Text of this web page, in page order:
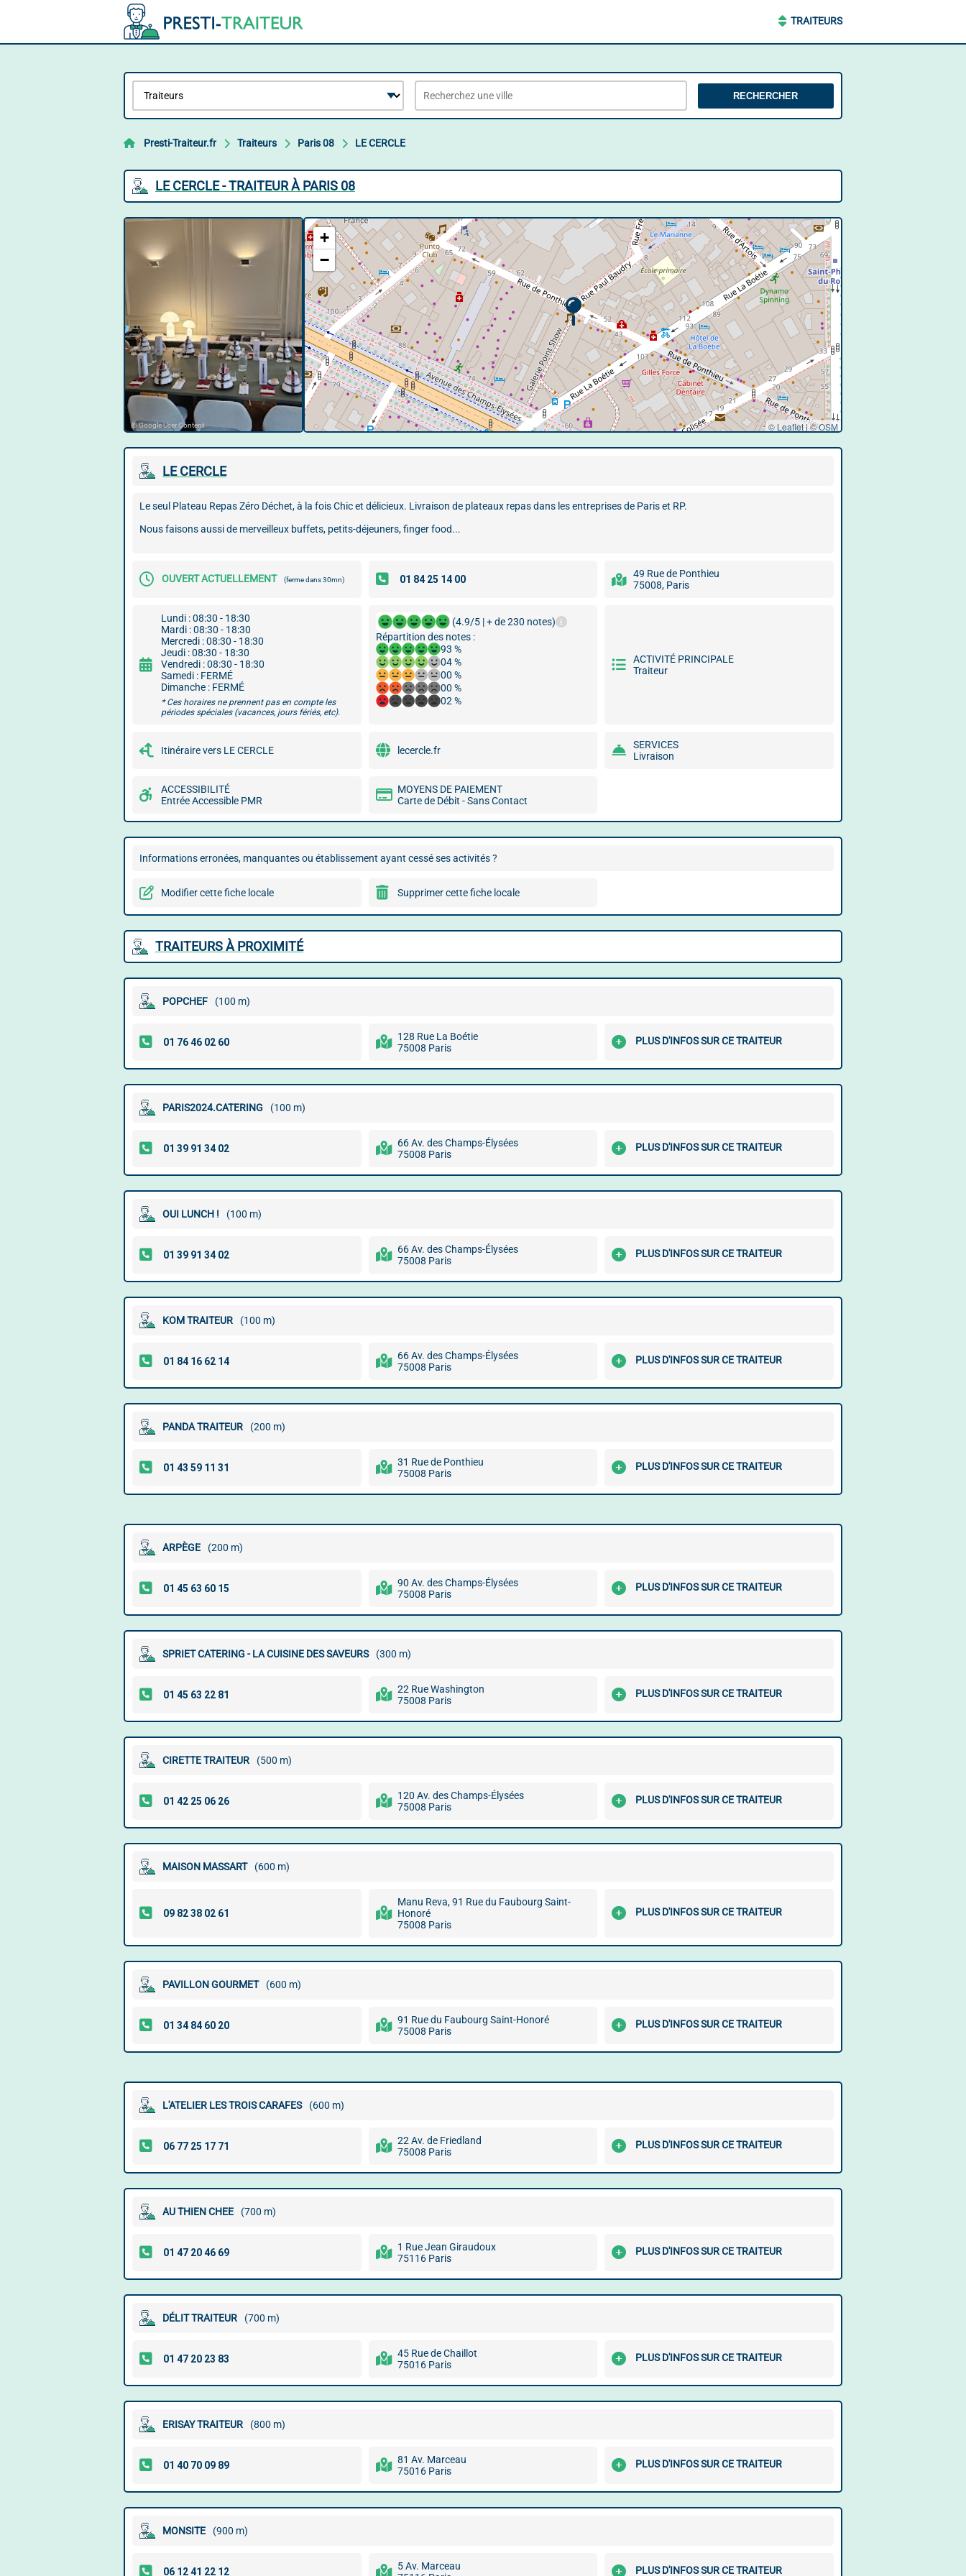
TRAITEURS
RECHERCHER
Presti-Traiteur.fr Traiteurs Paris 08 LE CERCLE
LE CERCLE - TRAITEUR À PARIS 08
© Google User Content
+
−
© Leaflet|©OSM
LE CERCLE
Le seul Plateau Repas Zéro Déchet, à la fois Chic et délicieux. Livraison de plateaux repas dans les entreprises de Paris et RP.
Nous faisons aussi de merveilleux buffets, petits-déjeuners, finger food...
OUVERT ACTUELLEMENT (ferme dans 30mn)
49 Rue de Ponthieu
75008, Paris
Lundi : 08:30 - 18:30
Mardi : 08:30 - 18:30
Mercredi : 08:30 - 18:30
Jeudi : 08:30 - 18:30
Vendredi : 08:30 - 18:30
Samedi : FERMÉ
Dimanche : FERMÉ
* Ces horaires ne prennent pas en compte les
périodes spéciales (vacances, jours fériés, etc).
(4.9/5 | + de 230 notes)
Répartition des notes :
93 %
04 %
00 %
00 %
02 %
ACTIVITÉ PRINCIPALE
Traiteur
Itinéraire vers LE CERCLE lecercle.fr
SERVICES
Livraison
ACCESSIBILITÉ
Entrée Accessible PMR
MOYENS DE PAIEMENT
Carte de Débit - Sans Contact
Informations erronées, manquantes ou établissement ayant cessé ses activités ?
Modifier cette fiche locale Supprimer cette fiche locale
TRAITEURS À PROXIMITÉ
POPCHEF (100 m)
128 Rue La Boétie
75008 Paris
PLUS D'INFOS SUR CE TRAITEUR
PARIS2024.CATERING (100 m)
66 Av. des Champs-Élysées
75008 Paris
PLUS D'INFOS SUR CE TRAITEUR
OUI LUNCH ! (100 m)
66 Av. des Champs-Élysées
75008 Paris
PLUS D'INFOS SUR CE TRAITEUR
KOM TRAITEUR (100 m)
66 Av. des Champs-Élysées
75008 Paris
PLUS D'INFOS SUR CE TRAITEUR
PANDA TRAITEUR (200 m)
31 Rue de Ponthieu
75008 Paris
PLUS D'INFOS SUR CE TRAITEUR
ARPÈGE (200 m)
90 Av. des Champs-Élysées
75008 Paris
PLUS D'INFOS SUR CE TRAITEUR
SPRIET CATERING - LA CUISINE DES SAVEURS (300 m)
22 Rue Washington
75008 Paris
PLUS D'INFOS SUR CE TRAITEUR
CIRETTE TRAITEUR (500 m)
120 Av. des Champs-Élysées
75008 Paris
PLUS D'INFOS SUR CE TRAITEUR
MAISON MASSART (600 m)
Manu Reva, 91 Rue du Faubourg Saint-
Honoré
75008 Paris
PLUS D'INFOS SUR CE TRAITEUR
PAVILLON GOURMET (600 m)
91 Rue du Faubourg Saint-Honoré
75008 Paris
PLUS D'INFOS SUR CE TRAITEUR
L'ATELIER LES TROIS CARAFES (600 m)
22 Av. de Friedland
75008 Paris
PLUS D'INFOS SUR CE TRAITEUR
AU THIEN CHEE (700 m)
1 Rue Jean Giraudoux
75116 Paris
PLUS D'INFOS SUR CE TRAITEUR
DÉLIT TRAITEUR (700 m)
45 Rue de Chaillot
75016 Paris
PLUS D'INFOS SUR CE TRAITEUR
ERISAY TRAITEUR (800 m)
81 Av. Marceau
75016 Paris
PLUS D'INFOS SUR CE TRAITEUR
MONSITE (900 m)
5 Av. Marceau
PLUS D'INFOS SUR CE TRAITEUR